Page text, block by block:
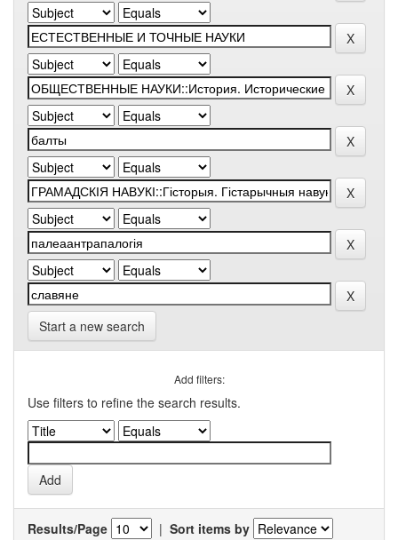
Start a new search
Add filters:
Use filters to refine the search results.
Results/Page | Sort items by